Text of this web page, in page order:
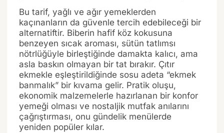
Bu tarif, yağlı ve ağır yemeklerden
kaçınanların da güvenle tercih edebileceği bir
alternatiftir. Biberin hafif köz kokusuna
benzeyen sıcak aroması, sütün tatlımsı
nötrlüğüyle birleştiğinde damakta kalıcı, ama
asla baskın olmayan bir tat bırakır. Çıtır
ekmekle eşleştirildiğinde sosu adeta “ekmek
banmalık” bir kıvama gelir. Pratik oluşu,
ekonomik malzemelerle hazırlanan bir konfor
yemeği olması ve nostaljik mutfak anılarını
çağrıştırması, onu gündelik menülerde
yeniden popüler kılar.